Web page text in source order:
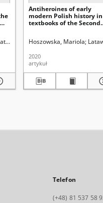
Krzysztof. Red.
Antiheroines of early
modern Polish history
textbooks of the Second
Hoszowska, Mariola
2020
artykuł
Telefon
(+48) 81 537 58